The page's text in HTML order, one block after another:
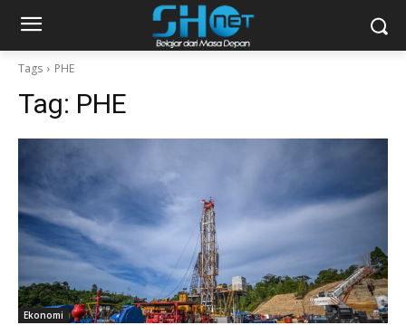
Tags PHE
Tag: PHE
Ekonomi